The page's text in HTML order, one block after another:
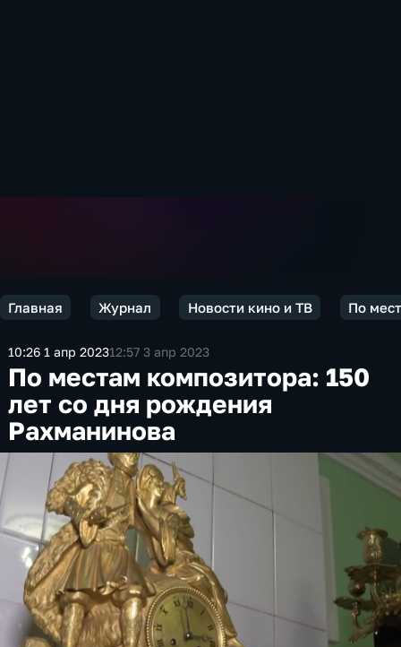
Главная Журнал Новости кино и ТВ По
10:26 1 апр 202312:57 3 апр 2023
По местам композитора: 150
лет со дня рождения
Рахманинова